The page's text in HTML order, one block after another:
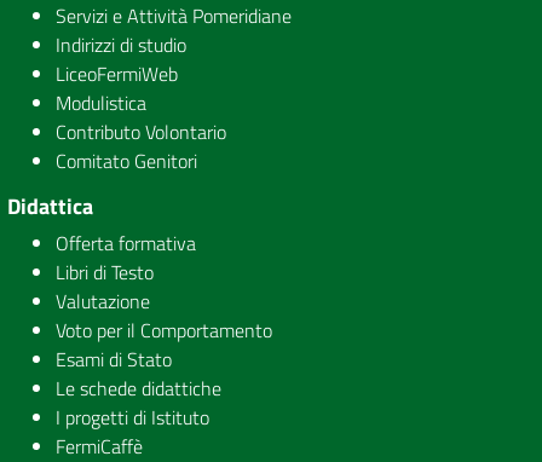
Servizi e Attività Pomeridiane
Indirizzi di studio
LiceoFermiWeb
Modulistica
Contributo Volontario
Comitato Genitori
Didattica
Offerta formativa
Libri di Testo
Valutazione
Voto per il Comportamento
Esami di Stato
Le schede didattiche
I progetti di Istituto
FermiCaffè